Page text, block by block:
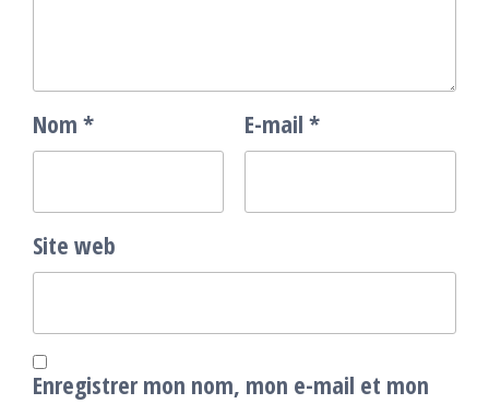
Nom * E-mail *
Site web
Enregistrer mon nom, mon e-mail et mon